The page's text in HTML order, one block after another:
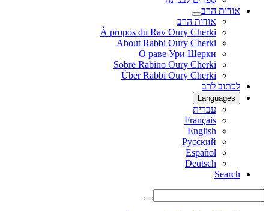
אודות הרב
אודות הרב
À propos du Rav Oury Cherki
About Rabbi Oury Cherki
О раве Ури Шерки
Sobre Rabino Oury Cherki
Über Rabbi Oury Cherki
לכתוב לרב
Languages
עברית
Français
English
Русский
Español
Deutsch
Search